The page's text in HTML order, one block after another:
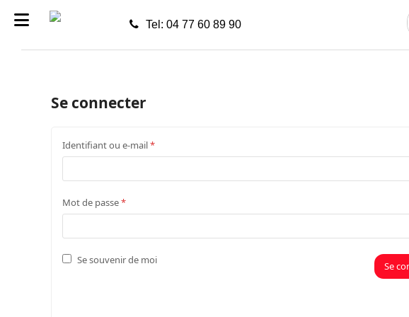
Tel: 04 77 60 89 90
Se connecter
Identifiant ou e-mail*Obligatoire
Mot de passe*Obligatoire
Se souvenir de moi Se